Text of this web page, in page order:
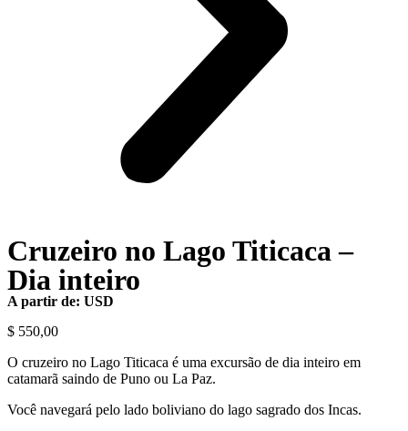
Cruzeiro no Lago Titicaca –
Dia inteiro
A partir de: USD
$ 550,00
O cruzeiro no Lago Titicaca é uma excursão de dia inteiro em
catamarã saindo de Puno ou La Paz.
Você navegará pelo lado boliviano do lago sagrado dos Incas.